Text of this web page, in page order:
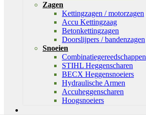
Zagen
Kettingzagen / motorzagen
Accu Kettingzaag
Betonkettingzagen
Doorslijpers / bandenzagen
Snoeien
Combinatiegereedschappen
STIHL Heggenscharen
BECX Heggensnoeiers
Hydraulische Armen
Accuheggenscharen
Hoogsnoeiers